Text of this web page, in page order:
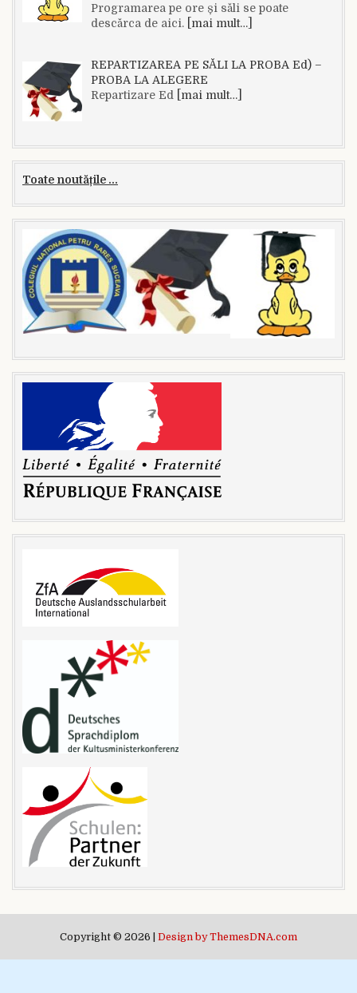
Programarea pe ore și săli se poate
descărca de aici.[mai mult…]
REPARTIZAREA PE SĂLI LA PROBA Ed) –
PROBA LA ALEGERE
Repartizare Ed[mai mult…]
Toate noutățile ...
Copyright © 2026 | Design by ThemesDNA.com